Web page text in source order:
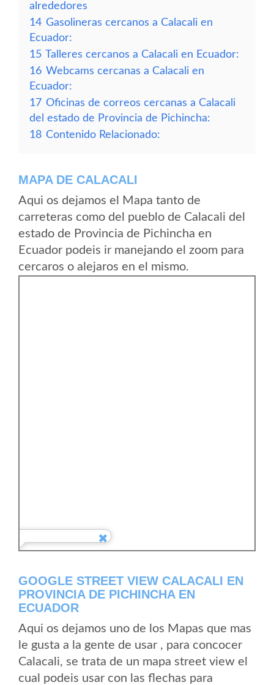
alrededores
14 Gasolineras cercanos a Calacali en
Ecuador:
15 Talleres cercanos a Calacali en Ecuador:
16 Webcams cercanas a Calacali en
Ecuador:
17 Oficinas de correos cercanas a Calacali
del estado de Provincia de Pichincha:
18 Contenido Relacionado:
MAPA DE CALACALI
Aqui os dejamos el Mapa tanto de
carreteras como del pueblo de Calacali del
estado de Provincia de Pichincha en
Ecuador podeis ir manejando el zoom para
cercaros o alejaros en el mismo.
GOOGLE STREET VIEW CALACALI EN
PROVINCIA DE PICHINCHA EN
ECUADOR
Aqui os dejamos uno de los Mapas que mas
le gusta a la gente de usar , para concocer
Calacali, se trata de un mapa street view el
cual podeis usar con las flechas para